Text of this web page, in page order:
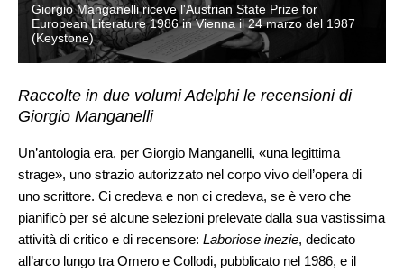
Giorgio Manganelli riceve l'Austrian State Prize for
European Literature 1986 in Vienna il 24 marzo del 1987
(Keystone)
Raccolte in due volumi Adelphi le recensioni di
Giorgio Manganelli
Un’antologia era, per Giorgio Manganelli, «una legittima
strage», uno strazio autorizzato nel corpo vivo dell’opera di
uno scrittore. Ci credeva e non ci credeva, se è vero che
pianificò per sé alcune selezioni prelevate dalla sua vastissima
attività di critico e di recensore: Laboriose inezie, dedicato
all’arco lungo tra Omero e Collodi, pubblicato nel 1986, e il